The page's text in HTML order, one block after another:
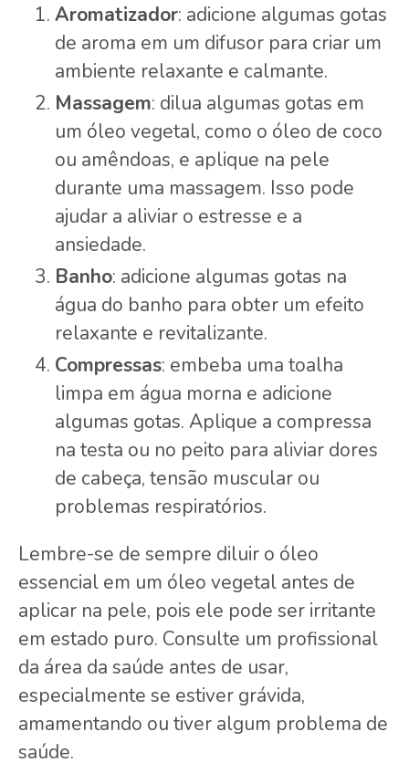
Aromatizador: adicione algumas gotas
de aroma em um difusor para criar um
ambiente relaxante e calmante.
Massagem: dilua algumas gotas em
um óleo vegetal, como o óleo de coco
ou amêndoas, e aplique na pele
durante uma massagem. Isso pode
ajudar a aliviar o estresse e a
ansiedade.
Banho: adicione algumas gotas na
água do banho para obter um efeito
relaxante e revitalizante.
Compressas: embeba uma toalha
limpa em água morna e adicione
algumas gotas. Aplique a compressa
na testa ou no peito para aliviar dores
de cabeça, tensão muscular ou
problemas respiratórios.
Lembre-se de sempre diluir o óleo
essencial em um óleo vegetal antes de
aplicar na pele, pois ele pode ser irritante
em estado puro. Consulte um profissional
da área da saúde antes de usar,
especialmente se estiver grávida,
amamentando ou tiver algum problema de
saúde.